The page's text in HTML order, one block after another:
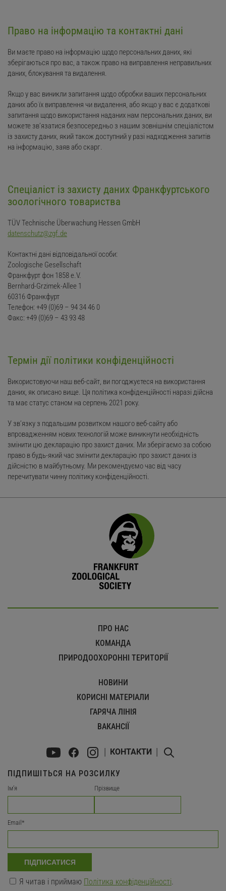
Право на інформацію та контактні дані
Ви маєте право на інформацію щодо персональних даних, які
зберігаються про вас, а також право на виправлення неправильних
даних, блокування та видалення.
Якщо у вас виникли запитання щодо обробки ваших персональних
даних або їх виправлення чи видалення, або якщо у вас є додаткові
запитання щодо використання наданих нам персональних даних, ви
можете зв’язатися безпосередньо з нашим зовнішнім спеціалістом
із захисту даних, який також доступний у разі надходження запитів
на інформацію, заяв або скарг.
Спеціаліст із захисту даних Франкфуртського
зоологічного товариства
TÜV Technische Überwachung Hessen GmbH
datenschutz@zgf.de
Контактні дані відповідальної особи:
Zoologische Gesellschaft
Франкфурт фон 1858 e.V.
Bernhard-Grzimek-Allee 1
60316 Франкфурт
Телефон: +49 (0)69 – 94 34 46 0
Факс: +49 (0)69 – 43 93 48
Термін дії політики конфіденційності
Використовуючи наш веб-сайт, ви погоджуєтеся на використання
даних, як описано вище. Ця політика конфіденційності наразі дійсна
та має статус станом на серпень 2021 року.
У зв’язку з подальшим розвитком нашого веб-сайту або
впровадженням нових технологій може виникнути необхідність
змінити цю декларацію про захист даних. Ми зберігаємо за собою
право в будь-який час змінити декларацію про захист даних із
дійсністю в майбутньому. Ми рекомендуємо час від часу
перечитувати чинну політику конфіденційності.
ПРО НАС
КОМАНДА
ПРИРОДООХОРОННІ ТЕРИТОРІЇ
НОВИНИ
КОРИСНІ МАТЕРІАЛИ
ГАРЯЧА ЛІНІЯ
ВАКАНСІЇ
КОНТАКТИ
ПІДПИШІТЬСЯ НА РОЗСИЛКУ
Імʼя Прізвище
Email *
ПІДПИСАТИСЯ
Я читав і приймаю Політика конфіденційності.